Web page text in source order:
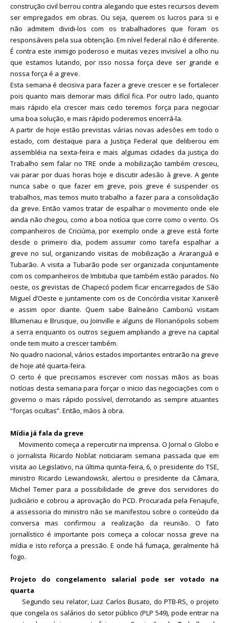
construção civil berrou contra alegando que estes recursos devem
ser empregados em obras. Ou seja, querem os lucros para si e
não admitem dividi-los com os trabalhadores que foram os
responsáveis pela sua obtenção. Em nível federal não é diferente.
É contra este inimigo poderoso e muitas vezes invisível a olho nu
que estamos lutando, por isso nossa força deve ser grande e
nossa força é a greve.
Esta semana é decisiva para fazer a greve crescer e se fortalecer
pois quanto mais demorar mais difícil fica. Por outro lado, quanto
mais rápido ela crescer mais cedo teremos força para negociar
uma boa solução, e mais rápido poderemos encerrá-la.
A partir de hoje estão previstas várias novas adesões em todo o
estado, com destaque para a Justiça Federal que deliberou em
assembléia na sexta-feira e mais algumas cidades da justiça do
Trabalho sem falar no TRE onde a mobilização também cresceu,
vai parar por duas horas hoje e discutir adesão à greve. A gente
nunca sabe o que fazer em greve, pois greve é suspender os
trabalhos, mas temos muito trabalho a fazer para a consolidação
da greve. Então vamos tratar de espalhar o movimento onde ele
ainda não chegou, como a boa notícia que corre como o vento. Os
companheiros de Criciúma, por exemplo onde a greve está forte
desde o primeiro dia, podem assumir como tarefa espalhar a
greve no sul, organizando visitas de mobilização a Araranguá e
Tubarão. A visita a Tubarão pode ser organizada conjuntamente
com os companheiros de Imbituba que também estão parados. No
oeste, os grevistas de Chapecó podem ficar encarregados de São
Miguel d’Oeste e juntamente com os de Concórdia visitar Xanxerê
e assim opor diante. Quem sabe Balneário Camboriú visitam
Blumenau e Brusque, ou Joinville e alguns de Florianópolis sobem
a serra enquanto os outros seguem ampliando a greve na capital
onde tem muito a crescer também.
No quadro nacional, vários estados importantes entrarão na greve
de hoje até quarta-feira.
O certo é que precisamos escrever com nossas mãos as boas
notícias desta semana para forçar o inicio das negociações com o
governo o mais rápido possível, derrotando as sempre atuantes
“forças ocultas”. Então, mãos à obra.
Mídia já fala da greve
Movimento começa a repercutir na imprensa. O Jornal o Globo e
o jornalista Ricardo Noblat noticiaram semana passada que em
visita ao Legislativo, na última quinta-feira, 6, o presidente do TSE,
ministro Ricardo Lewandowski, alertou o presidente da Câmara,
Michel Temer para a possibilidade de greve dos servidores do
Judiciário e cobrou a aprovação do PCD. Procurada pela Fenajufe,
a assessoria do ministro não se manifestou sobre o conteúdo da
conversa mas confirmou a realização da reunião. O fato
jornalístico é importante pois começa a colocar nossa greve na
mídia e isto reforça a pressão. E onde há fumaça, geralmente há
fogo.
Projeto do congelamento salarial pode ser votado na
quarta
Segundo seu relator, Luiz Carlos Busato, do PTB-RS, o projeto
que congela os salários do setor público (PLP 549), pode entrar na